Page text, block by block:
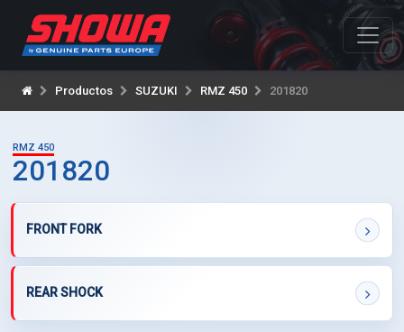
Productos SUZUKI RMZ 450 201820
RMZ 450
201820
FRONT FORK
REAR SHOCK